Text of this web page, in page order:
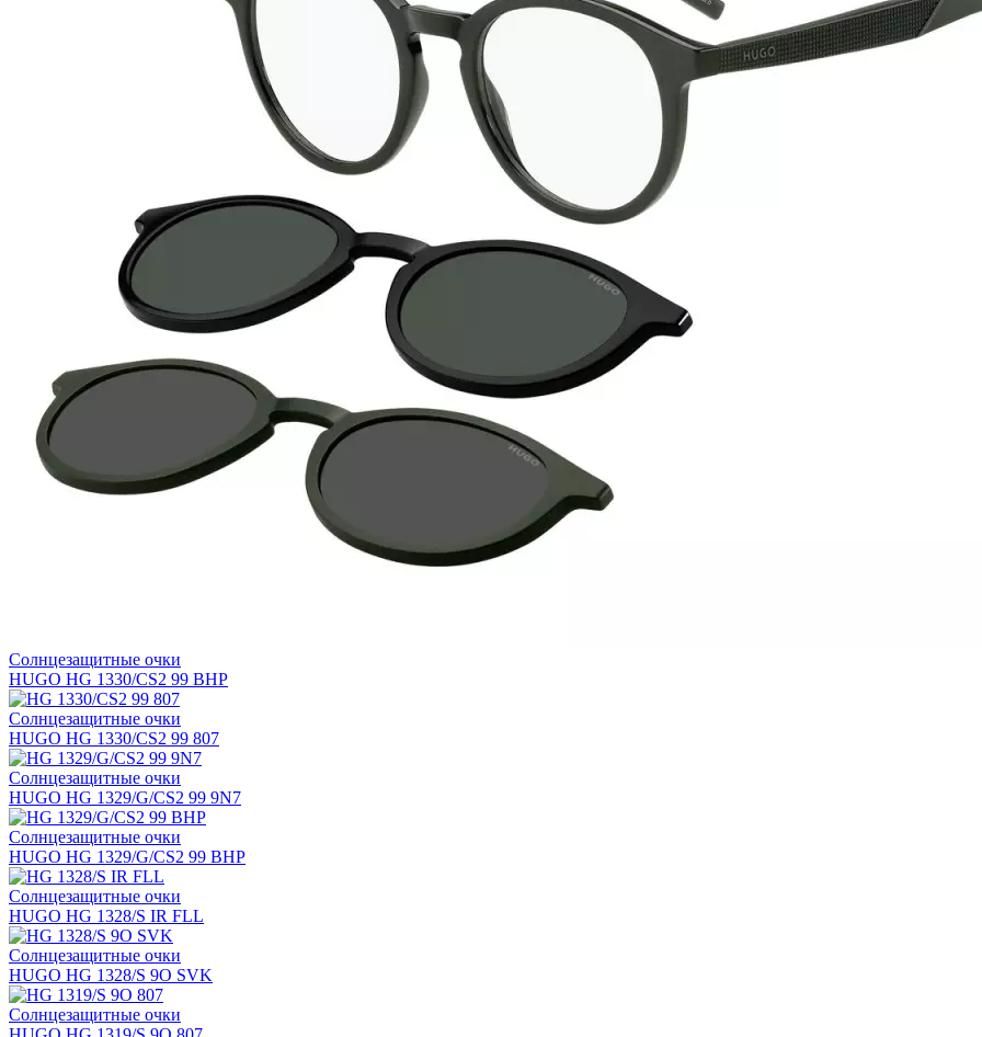
Солнцезащитные очки
HUGO HG 1330/CS2 99 BHP
Солнцезащитные очки
HUGO HG 1330/CS2 99 807
Солнцезащитные очки
HUGO HG 1329/G/CS2 99 9N7
Солнцезащитные очки
HUGO HG 1329/G/CS2 99 BHP
Солнцезащитные очки
HUGO HG 1328/S IR FLL
Солнцезащитные очки
HUGO HG 1328/S 9O SVK
Солнцезащитные очки